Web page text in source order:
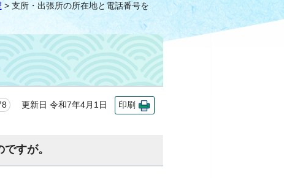
> 支所・出張所の所在地と電話番号を
更新日 令和7年4月1日 印刷
すが。